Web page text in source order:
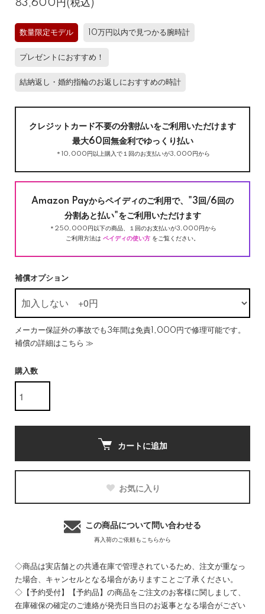
83,600円(税込)
数量限定モデル 10万円以内で見つかる腕時計
プレゼントにおすすめ！
結納返し・婚約指輪のお返しにおすすめの時計
クレジットカード不要の分割払いをご利用いただけます
最大60回無金利でゆっくり払い
＊10,000円以上購入で１回のお支払いが3,000円から
Amazon Payからペイディのご利用で、"3回/6回の
分割あと払い"をご利用いただけます
＊250,000円以下の商品、１回のお支払いが3,000円から
ご利用方法は ペイディの使い方 をご覧ください。
補償オプション
メーカー保証外の事故でも3年間は免責1,000円で修理可能です。
補償の詳細はこちら ≫
購入数
カートに追加
お気に入り
この商品について問い合わせる
再入荷のご依頼もこちらから
◇商品は実店舗との共通在庫で管理されているため、注文が重なっ
た場合、キャンセルとなる場合がありますことご了承ください。
◇【予約受付】【予約品】の商品をご注文のお客様に関しまして、
在庫確保の確定のご連絡が発売日当日のお返事となる場合がござい